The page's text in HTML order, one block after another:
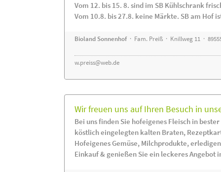
Vom 12. bis 15. 8. sind im SB Kühlschrank
Vom 10.8. bis 27.8. keine Märkte. SB am Hof
Bioland Sonnenhof· Fam. Preiß · Knillweg 11 ·
w.preiss@web.de
Wir freuen uns auf Ihren Besuch in
Bei uns finden Sie hofeigenes Fleisch in
köstlich eingelegten kalten Braten,
Hofeigenes Gemüse, Milchprodukte,
Einkauf & genießen Sie ein leckeres Angebot